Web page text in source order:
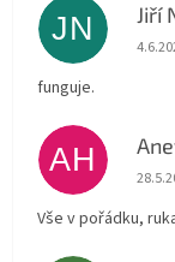
JN Jiří
funguje.
AH
Vše v pořádku,